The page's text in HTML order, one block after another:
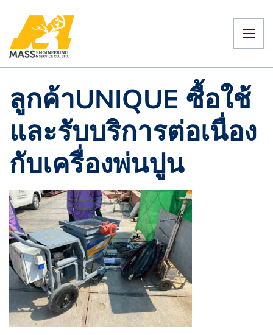
ลูกค้าUNIQUE ซื้อใช้
และรับบริการต่อเนื่อง
กับเครื่องพ่นปูน